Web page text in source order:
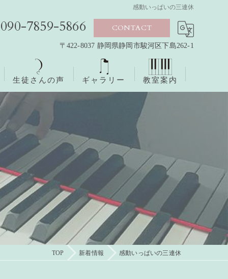
感動いっぱいの三連休
090-7859-5866 CONTACT
〒422-8037 静岡県静岡市駿河区下島262-1
生徒さんの声 ギャラリー 教室案内
TOP 新着情報 感動いっぱいの三連休